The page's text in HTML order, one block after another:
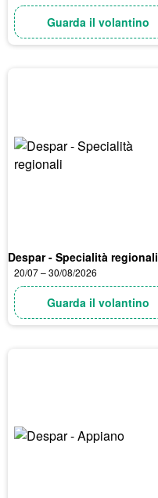
Guarda il volantino
Despar - Specialità regionali
20/07 – 30/08/2026
Guarda il volantino